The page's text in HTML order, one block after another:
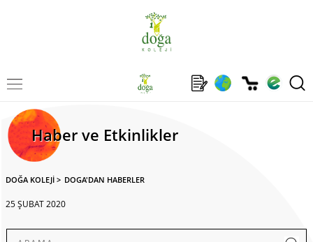
Haber ve Etkinlikler
DOĞA KOLEJİ > DOGA'DAN HABERLER
25 ŞUBAT 2020